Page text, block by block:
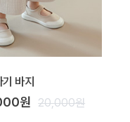
바지
원 20,000원